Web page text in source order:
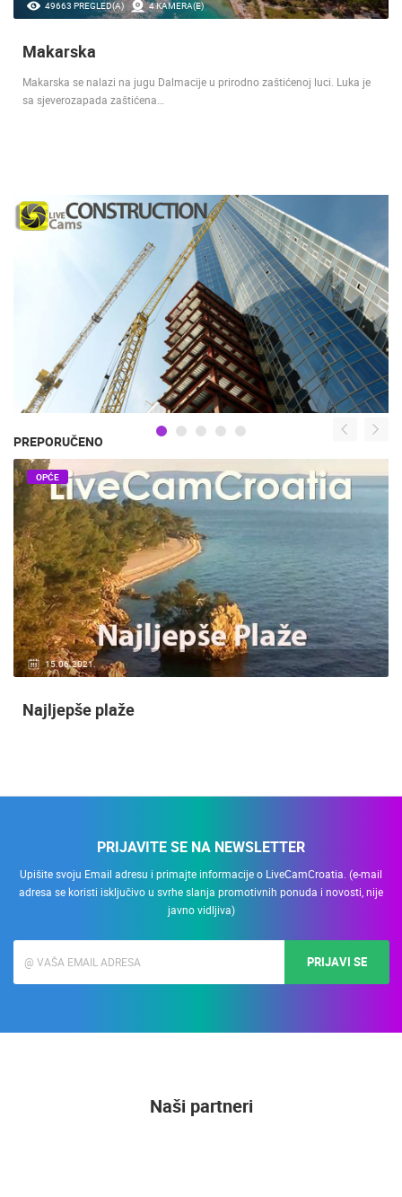
49663 PREGLED(A) 4 KAMERA(E)
Makarska
Makarska se nalazi na jugu Dalmacije u prirodno zaštićenoj luci. Luka je
sa sjeverozapada zaštićena…
PREPORUČENO
15.06.2021.
OPĆE
Najljepše plaže
PRIJAVITE SE NA NEWSLETTER
Upišite svoju Email adresu i primajte informacije o LiveCamCroatia. (e-mail
adresa se koristi isključivo u svrhe slanja promotivnih ponuda i novosti, nije
javno vidljiva)
PRIJAVI SE
Naši partneri